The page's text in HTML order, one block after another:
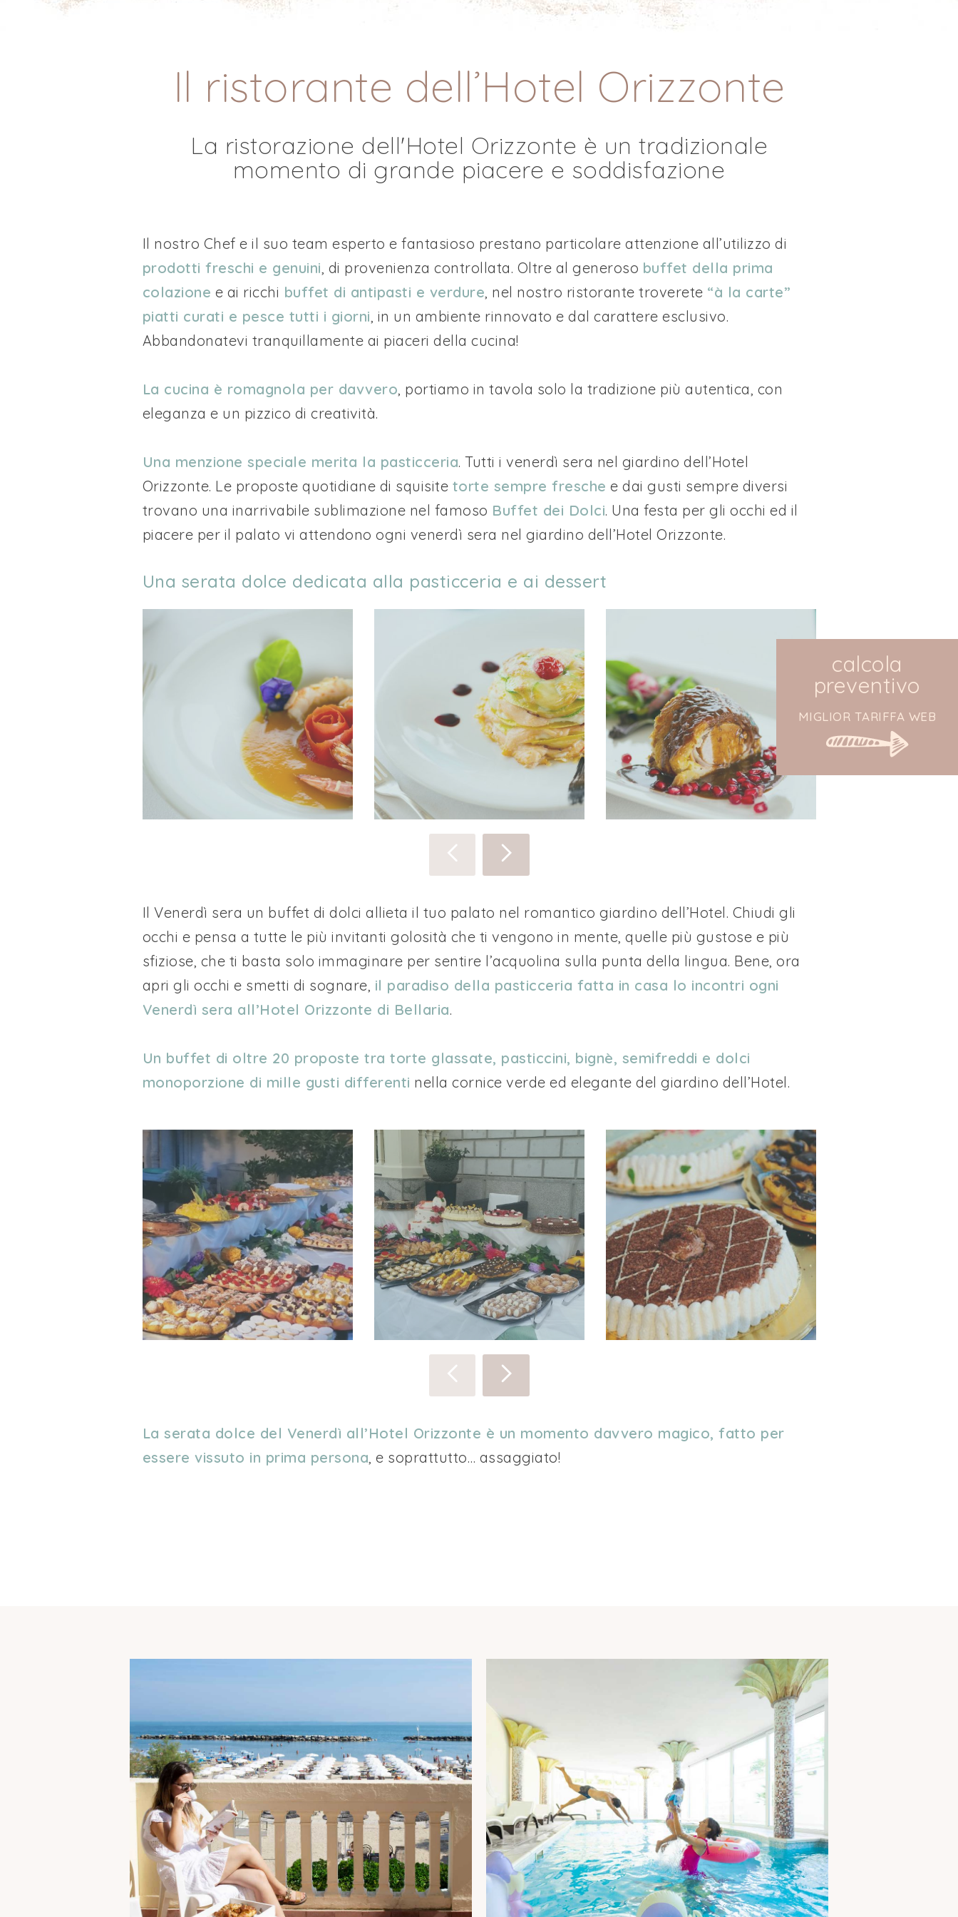
calcola
preventivo
MIGLIOR TARIFFA WEB
Il ristorante dell’Hotel Orizzonte
La ristorazione dell'Hotel Orizzonte è un tradizionale
momento di grande piacere e soddisfazione
Il nostro Chef e il suo team esperto e fantasioso prestano particolare attenzione all’utilizzo di
prodotti freschi e genuini, di provenienza controllata. Oltre al generoso buffet della prima
colazione e ai ricchi buffet di antipasti e verdure, nel nostro ristorante troverete “à la carte”
piatti curati e pesce tutti i giorni, in un ambiente rinnovato e dal carattere esclusivo.
Abbandonatevi tranquillamente ai piaceri della cucina!
La cucina è romagnola per davvero, portiamo in tavola solo la tradizione più autentica, con
eleganza e un pizzico di creatività.
Una menzione speciale merita la pasticceria. Tutti i venerdì sera nel giardino dell’Hotel
Orizzonte. Le proposte quotidiane di squisite torte sempre fresche e dai gusti sempre diversi
trovano una inarrivabile sublimazione nel famoso Buffet dei Dolci. Una festa per gli occhi ed il
piacere per il palato vi attendono ogni venerdì sera nel giardino dell’Hotel Orizzonte.
Una serata dolce dedicata alla pasticceria e ai dessert
Il Venerdì sera un buffet di dolci allieta il tuo palato nel romantico giardino dell’Hotel. Chiudi gli
occhi e pensa a tutte le più invitanti golosità che ti vengono in mente, quelle più gustose e più
sfiziose, che ti basta solo immaginare per sentire l’acquolina sulla punta della lingua. Bene, ora
apri gli occhi e smetti di sognare, il paradiso della pasticceria fatta in casa lo incontri ogni
Venerdì sera all’Hotel Orizzonte di Bellaria.
Un buffet di oltre 20 proposte tra torte glassate, pasticcini, bignè, semifreddi e dolci
monoporzione di mille gusti differenti nella cornice verde ed elegante del giardino dell’Hotel.
La serata dolce del Venerdì all’Hotel Orizzonte è un momento davvero magico, fatto per
essere vissuto in prima persona, e soprattutto… assaggiato!